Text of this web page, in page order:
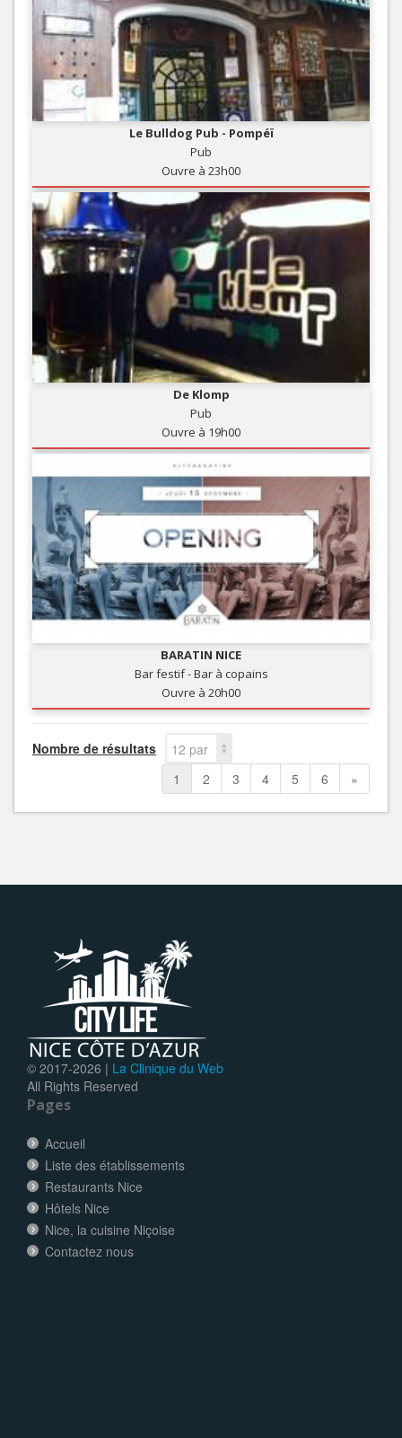
Le Bulldog Pub - Pompéï
Pub
Ouvre à 23h00
De Klomp
Pub
Ouvre à 19h00
BARATIN NICE
Bar festif - Bar à copains
Ouvre à 20h00
Nombre de résultats
12 par
page
1 2 3 4 5 6 »
© 2017-2026 | La Clinique du Web
All Rights Reserved
Pages
Accueil
Liste des établissements
Restaurants Nice
Hôtels Nice
Nice, la cuisine Niçoise
Contactez nous